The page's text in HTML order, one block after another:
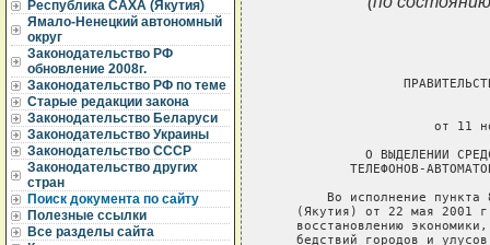
Республика САХА (Якутия)
Ямало-Ненецкий автономный
округ
Законодательство РФ
обновление 2008г.
Законодательство РФ по теме
Старые редакции закона
Законодательство Беларуси
Законодательство Украины
Законодательство СССР
Законодательство других
стран
Поиск документа по сайту
Полезные ссылки
Все разделы сайта
от 11
О ВЫДЕЛЕНИИ
ТЕЛЕФОНОВ-
Во исполнение пункта
(Якутия) от 22 мая 2001
восстановлению
бедствий городов и